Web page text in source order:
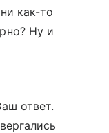
как-то
Ну и
ответ.